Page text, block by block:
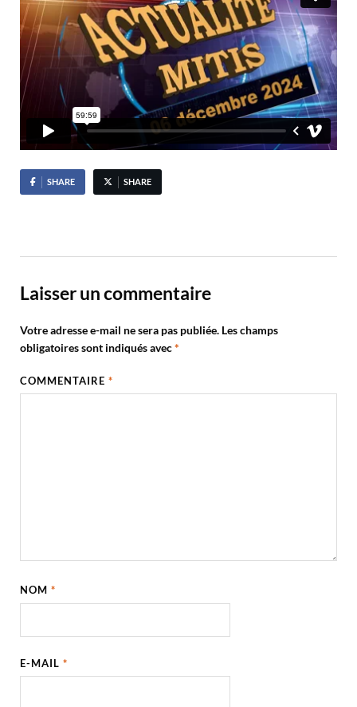
SHARE SHARE
Laisser un commentaire
Votre adresse e-mail ne sera pas publiée. Les champs
obligatoires sont indiqués avec*
COMMENTAIRE*
NOM*
E-MAIL*